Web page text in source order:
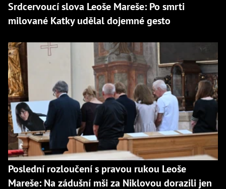
Srdcervoucí slova Leoše Mareše: Po smrti
milované Katky udělal dojemné gesto
Poslední rozloučení s pravou rukou Leoše
Mareše: Na zádušní mši za Niklovou dorazili jen